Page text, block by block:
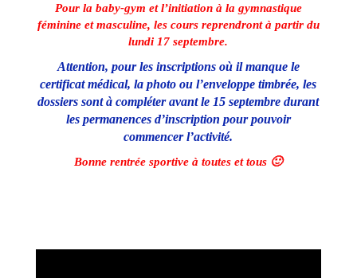
Pour la baby-gym et l’initiation à la gymnastique
féminine et masculine, les cours reprendront à partir du
lundi 17 septembre.
Attention, pour les inscriptions où il manque le
certificat médical, la photo ou l’enveloppe timbrée, les
dossiers sont à compléter avant le 15 septembre durant
les permanences d’inscription pour pouvoir
commencer l’activité.
Bonne rentrée sportive à toutes et tous 🙂